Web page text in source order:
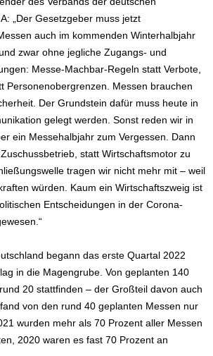
„Der Gesetzgeber muss jetzt
auch im kommenden Winterhalbjahr
zwar ohne jegliche Zugangs- und
Messe-Machbar-Regeln statt Verbote,
Personenobergrenzen. Messen brauchen
Der Grundstein dafür muss heute in
gelegt werden. Sonst reden wir in
ein Messehalbjahr zum Vergessen. Dann
statt Wirtschaftsmotor zu
tragen wir nicht mehr mit – weil
würden. Kaum ein Wirtschaftszweig ist
Entscheidungen in der Corona-
begann das erste Quartal 2022
in die Magengrube. Von geplanten 140
20 stattfinden – der Großteil davon auch
von den rund 40 geplanten Messen nur
wurden mehr als 70 Prozent aller Messen
2020 waren es fast 70 Prozent an